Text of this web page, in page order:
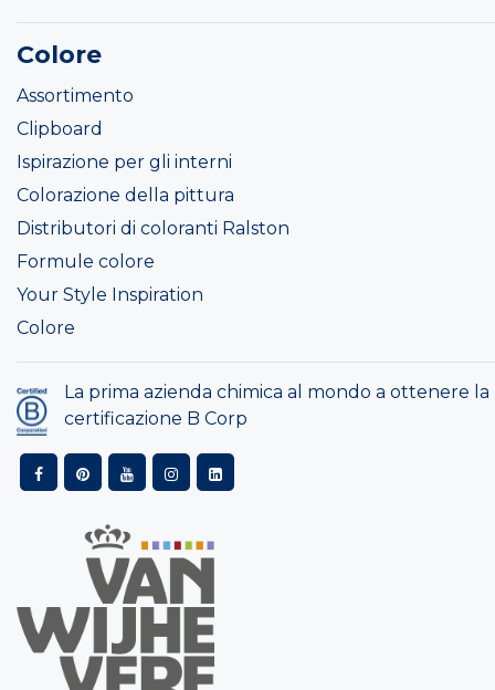
Colore
Assortimento
Clipboard
Ispirazione per gli interni
Colorazione della pittura
Distributori di coloranti Ralston
Formule colore
Your Style Inspiration
Colore
La prima azienda chimica al mondo a ottenere la
certificazione B Corp